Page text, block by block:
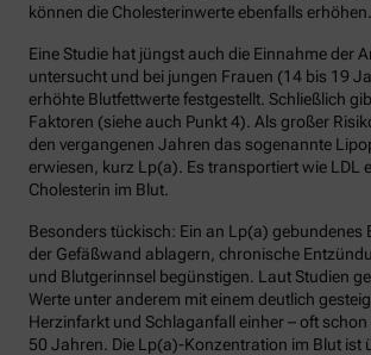
können die Cholesterinwerte ebenfalls erhöhen.
Eine Studie hat jüngst auch die Einnahme der
untersucht und bei jungen Frauen (14 bis 19
erhöhte Blutfettwerte festgestellt. Schließlich
Faktoren (siehe auch Punkt 4). Als großer
den vergangenen Jahren das sogenannte
erwiesen, kurz Lp(a). Es transportiert wie LDL
Cholesterin im Blut.
Besonders tückisch: Ein an Lp(a) gebundenes
der Gefäßwand ablagern, chronische
und Blutgerinnsel begünstigen. Laut Studien
Werte unter anderem mit einem deutlich
Herzinfarkt und Schlaganfall einher – oft
50 Jahren. Die Lp(a)-Konzentration im Blut ist